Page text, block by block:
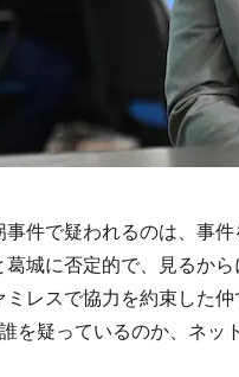
件で疑われるのは、事
葛城に否定的で、見るか
レスで協力を約束した
を疑っているのか、ネッ